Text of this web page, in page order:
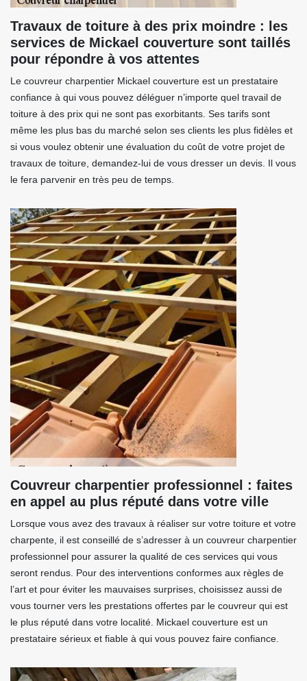
Travaux de toiture à des prix moindre : les
services de Mickael couverture sont taillés
pour répondre à vos attentes
Le couvreur charpentier Mickael couverture est un prestataire
confiance à qui vous pouvez déléguer n’importe quel travail de
toiture à des prix qui ne sont pas exorbitants. Ses tarifs sont
même les plus bas du marché selon ses clients les plus fidèles et
si vous voulez obtenir une évaluation du coût de votre projet de
travaux de toiture, demandez-lui de vous dresser un devis. Il vous
le fera parvenir en très peu de temps.
Couvreur charpentier professionnel : faites
en appel au plus réputé dans votre ville
Lorsque vous avez des travaux à réaliser sur votre toiture et votre
charpente, il est conseillé de s’adresser à un couvreur charpentier
professionnel pour assurer la qualité de ces services qui vous
seront rendus. Pour des interventions conformes aux règles de
l’art et pour éviter les mauvaises surprises, choisissez aussi de
vous tourner vers les prestations offertes par le couvreur qui est
le plus réputé dans votre localité. Mickael couverture est un
prestataire sérieux et fiable à qui vous pouvez faire confiance.